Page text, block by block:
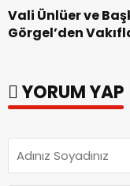
Vali Ünlüer ve
Görgel’den
YORUM YAP